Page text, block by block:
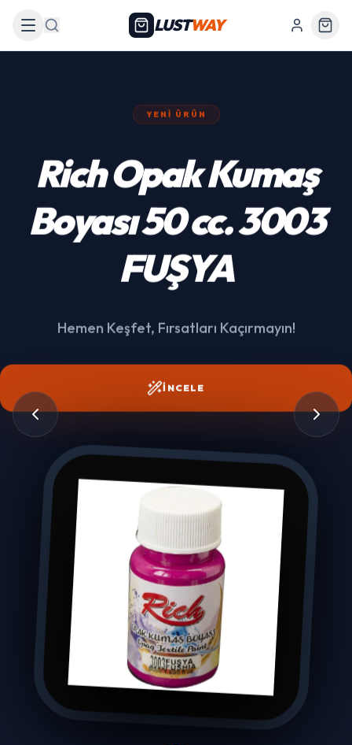
Arama LUSTWAY
439 Siyah Akülü
Araba
İNCELE